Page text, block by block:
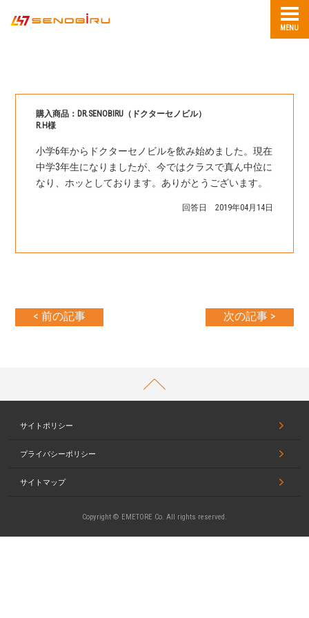
MENU
購入商品：DR.SENOBIRU（ドクターセノビル）
R.H様
小学6年からドクターセノビルを飲み始めました。現在
中学3年生になりましたが、今ではクラスで真ん中位に
なり、ホッとしております。ありがとうございます。
回答日 2019年04月14日
< 前の記事 次の記事 >
サイトポリシー
プライバシーポリシー
サイトマップ
Copyright © EMETORE Co. All rights reserved.